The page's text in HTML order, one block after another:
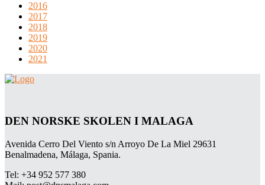
2016
2017
2018
2019
2020
2021
DEN NORSKE SKOLEN I MALAGA
Avenida Cerro Del Viento s/n Arroyo De La Miel 29631
Benalmadena, Málaga, Spania.
Tel: +34 952 577 380